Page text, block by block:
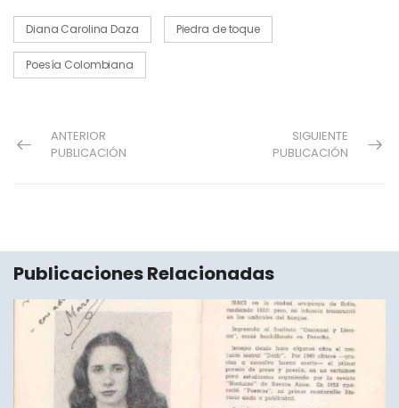
Diana Carolina Daza Piedra de toque
Poesía Colombiana
ANTERIOR
PUBLICACIÓN
SIGUIENTE
PUBLICACIÓN
Publicaciones Relacionadas